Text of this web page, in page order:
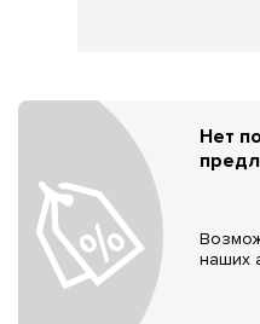
Нет
наших